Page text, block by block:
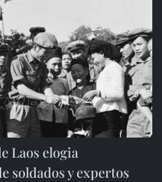
Laos elogia
soldados y expertos